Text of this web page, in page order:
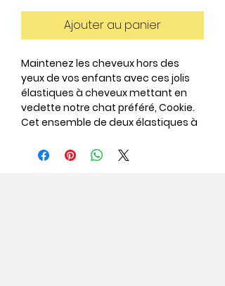
Ajouter au panier
Maintenez les cheveux hors des
yeux de vos enfants avec ces jolis
élastiques à cheveux mettant en
vedette notre chat préféré, Cookie.
Cet ensemble de deux élastiques à
une touche de plaisir aux queues de